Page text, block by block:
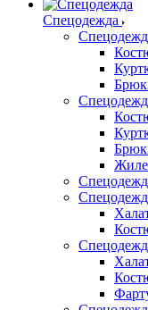
Спецодежда